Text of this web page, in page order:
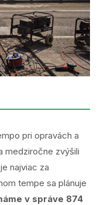
pri opravách a
medziročne zvýšili
najviac za
tempe sa plánuje
v správe 874